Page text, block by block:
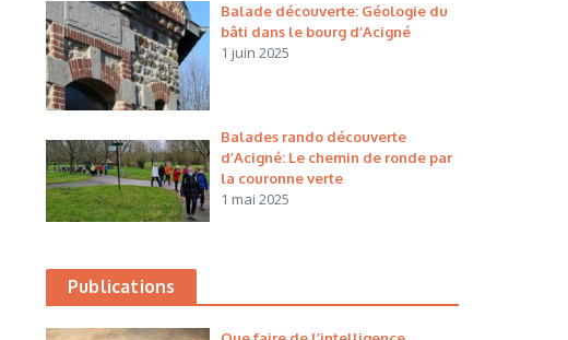
Balade découverte: Géologie du
bâti dans le bourg d’Acigné
1 juin 2025
Balades rando découverte
d’Acigné: Le chemin de ronde par
la couronne verte
1 mai 2025
Publications